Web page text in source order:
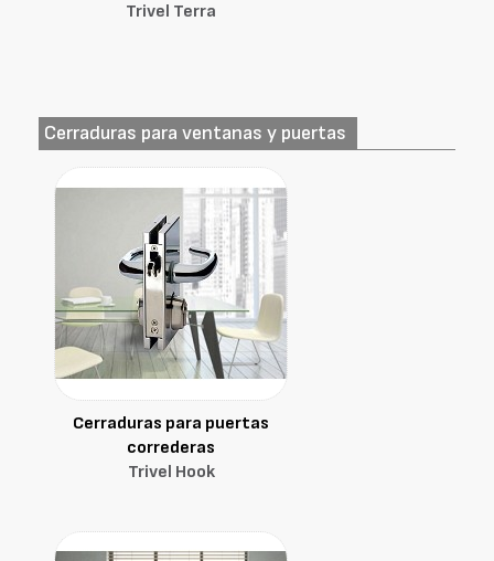
Trivel Terra
Cerraduras para ventanas y puertas
Cerraduras para puertas
correderas
Trivel Hook